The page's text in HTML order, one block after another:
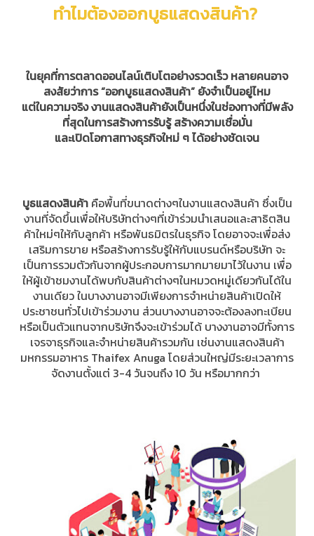
ทำไมต้องออกบูธแสดงสินค้า?
ในยุคที่การตลาดออนไลน์เติบโตอย่างรวดเร็ว หลายคนอาจ
สงสัยว่าการ “ออกบูธแสดงสินค้า” ยังจำเป็นอยู่ไหม
แต่ในความจริง งานแสดงสินค้ายังเป็นหนึ่งในช่องทางที่มีพลัง
ที่สุดในการสร้างการรับรู้ สร้างความเชื่อมั่น
และเปิดโอกาสทางธุรกิจใหม่ ๆ ได้อย่างชัดเจน
บูธแสดงสินค้า คือพื้นที่ขนาดต่างๆในงานแสดงสินค้า ซึ่งเป็น
งานที่จัดขึ้นเพื่อให้บริษัทต่างๆที่เข้าร่วมนำเสนอและสาธิตสิน
ค้าใหม่ๆให้กับลูกค้า หรือพันธมิตรในธุรกิจ โดยอาจจะเพื่อส่ง
เสริมการขาย หรือสร้างการรับรู้ให้กับแบรนด์หรือบริษัท จะ
เป็นการรวมตัวกันจากผู้ประกอบการมากมายมาไว้ในงาน เพื่อ
ให้ผู้เข้าชมงานได้พบกับสินค้าต่างๆในหมวดหมู่เดียวกันได้ใน
งานเดียว ในบางงานอาจมีเพียงการจำหน่ายสินค้าเปิดให้
ประชาชนทั่วไปเข้าร่วมงาน ส่วนบางงานอาจจะต้องลงทะเบียน
หรือเป็นตัวแทนจากบริษัทจึงจะเข้าร่วมได้ บางงานอาจมีทั้งการ
เจรจาธุรกิจและจำหน่ายสินค้ารวมกัน เช่นงานแสดงสินค้า
มหกรรมอาหาร Thaifex Anuga โดยส่วนใหญ่มีระยะเวลาการ
จัดงานตั้งแต่ 3-4 วันจนถึง 10 วัน หรือมากกว่า